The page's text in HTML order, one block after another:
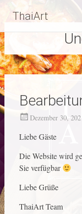
ThaiArt
Dezember 30,
Liebe Gäste
Die Website wird
Sie verfügbar
Liebe Grüße
ThaiArt Team